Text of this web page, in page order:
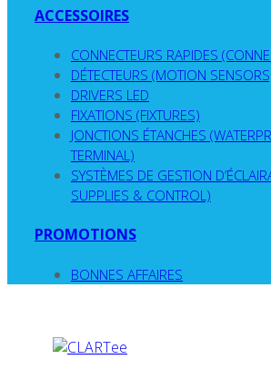
ACCESSOIRES
CONNECTEURS RAPIDES
DÉTECTEURS (MOTION
DRIVERS LED
FIXATIONS (FIXTURES)
JONCTIONS ÉTANCHES
TERMINAL)
SYSTÈMES DE GESTION
SUPPLIES & CONTROL)
PROMOTIONS
BONNES AFFAIRES